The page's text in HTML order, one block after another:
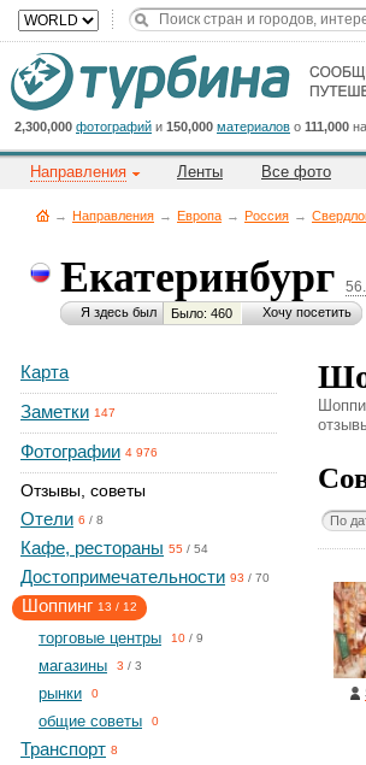
2,300,000 фотографий и 150,000 материалов о 111,000
Направления Ленты Все фото
→ Направления → Европа → Россия →
Екатеринбург
Я здесь был Было: 460 Хочу посетить
Карта
Заметки 147
Фотографии 4 976
Отзывы, советы
Отели 6 / 8
Кафе, рестораны 55 / 54
Достопримечательности 93 / 70
Шоппинг 13 / 12
торговые центры 10 / 9
магазины 3 / 3
рынки 0
общие советы 0
Транспорт 8
По
Cейчас
на
сайте:
Title
Button